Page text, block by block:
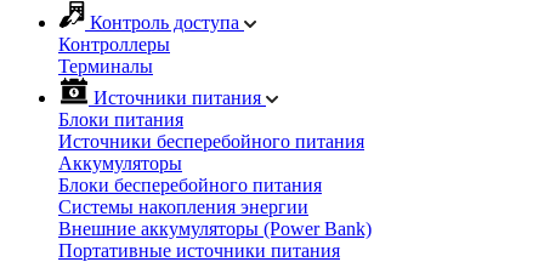
Контроль доступа
Контроллеры
Терминалы
Источники питания
Блоки питания
Источники бесперебойного питания
Аккумуляторы
Блоки бесперебойного питания
Системы накопления энергии
Внешние аккумуляторы (Power Bank)
Портативные источники питания